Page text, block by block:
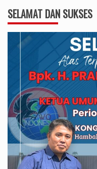
SELAMAT DAN SUKSES